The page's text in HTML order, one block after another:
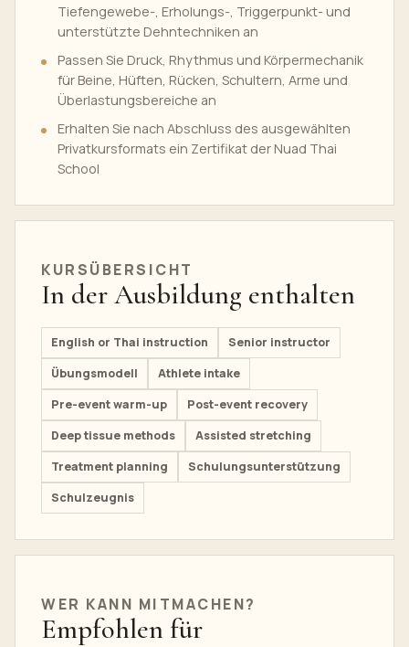
Tiefengewebe-, Erholungs-, Triggerpunkt- und
unterstützte Dehntechniken an
Passen Sie Druck, Rhythmus und Körpermechanik
für Beine, Hüften, Rücken, Schultern, Arme und
Überlastungsbereiche an
Erhalten Sie nach Abschluss des ausgewählten
Privatkursformats ein Zertifikat der Nuad Thai
School
KURSÜBERSICHT
In der Ausbildung enthalten
English or Thai instruction
Senior instructor
Übungsmodell
Athlete intake
Pre-event warm-up
Post-event recovery
Deep tissue methods
Assisted stretching
Treatment planning
Schulungsunterstützung
Schulzeugnis
WER KANN MITMACHEN?
Empfohlen für